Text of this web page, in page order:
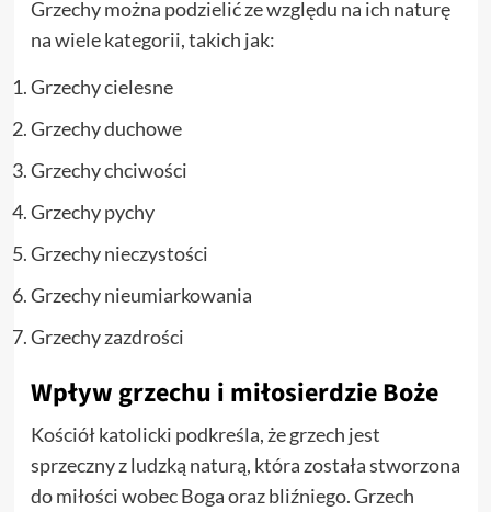
Grzechy można podzielić ze względu na ich naturę
na wiele kategorii, takich jak:
Grzechy cielesne
Grzechy duchowe
Grzechy chciwości
Grzechy pychy
Grzechy nieczystości
Grzechy nieumiarkowania
Grzechy zazdrości
Wpływ grzechu i miłosierdzie Boże
Kościół katolicki podkreśla, że grzech jest
sprzeczny z ludzką naturą, która została stworzona
do miłości wobec Boga oraz bliźniego. Grzech